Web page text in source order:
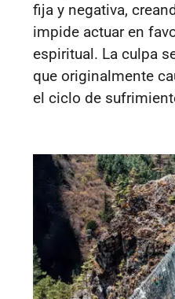
fija y negativa,
impide actuar en
espiritual. La culpa
que originalmente
el ciclo de